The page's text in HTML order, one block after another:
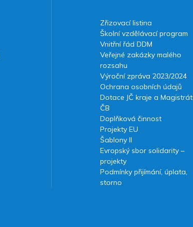
Zřizovací listina
Školní vzdělávací program
Vnitřní řád DDM
Veřejné zakázky malého
rozsahu
Výroční zpráva 2023/2024
Ochrana osobních údajů
Dotace JČ kraje a
ČB
Doplňková činnost
Projekty EU
Šablony II
Evropský sbor solidarity –
projekty
Podmínky přijímání, úplata,
storno